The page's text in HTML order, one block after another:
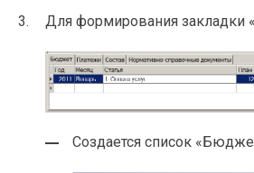
Для формирования
Создается список